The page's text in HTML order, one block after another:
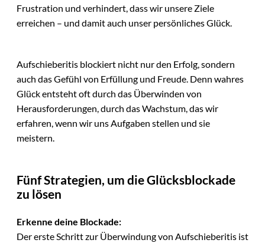
Frustration und verhindert, dass wir unsere Ziele
erreichen – und damit auch unser persönliches Glück.
Aufschieberitis blockiert nicht nur den Erfolg, sondern
auch das Gefühl von Erfüllung und Freude. Denn wahres
Glück entsteht oft durch das Überwinden von
Herausforderungen, durch das Wachstum, das wir
erfahren, wenn wir uns Aufgaben stellen und sie
meistern.
Fünf Strategien, um die Glücksblockade
zu lösen
Erkenne deine Blockade:
Der erste Schritt zur Überwindung von Aufschieberitis ist